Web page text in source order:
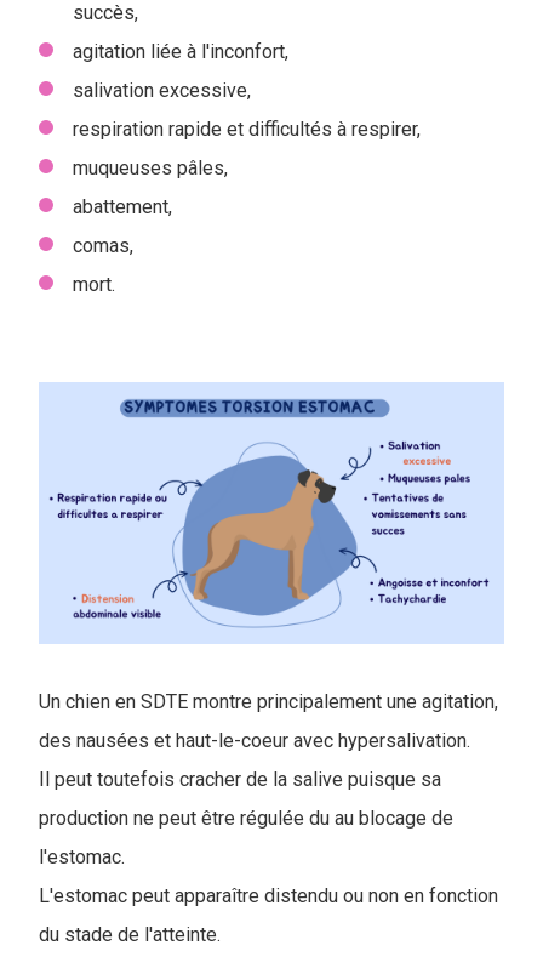
succès,
agitation liée à l'inconfort,
salivation excessive,
respiration rapide et difficultés à respirer,
muqueuses pâles,
abattement,
comas,
mort.
Un chien en SDTE montre principalement une agitation,
des nausées et haut-le-coeur avec hypersalivation.
Il peut toutefois cracher de la salive puisque sa
production ne peut être régulée du au blocage de
l'estomac.
L'estomac peut apparaître distendu ou non en fonction
du stade de l'atteinte.